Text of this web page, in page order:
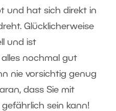
und hat sich direkt in
Glücklicherweise
und ist
nochmal gut
nie vorsichtig genug
dass Sie mit
sein kann!